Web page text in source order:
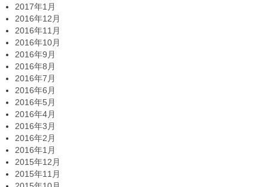
2017年1月
2016年12月
2016年11月
2016年10月
2016年9月
2016年8月
2016年7月
2016年6月
2016年5月
2016年4月
2016年3月
2016年2月
2016年1月
2015年12月
2015年11月